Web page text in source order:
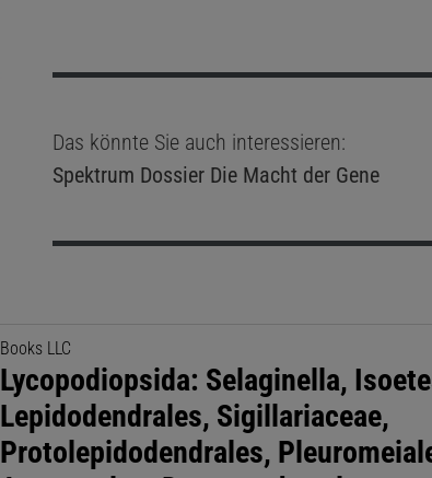
Das könnte Sie auch interessieren:
Spektrum DossierDie Macht der Gene
Books LLC
Lycopodiopsida: Selaginella,
Lepidodendrales, Sigillariaceae,
Protolepidodendrales,